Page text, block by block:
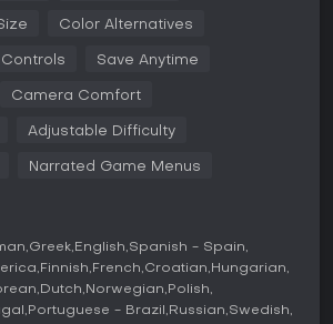
Umgebungsinteraktionen dienen
Fallen. Rätsel wie das Hochstemmen von
Die verbesserte KI aus dem Remake
I basiert auf einer Singleplayer-
Hauptgeschichte in Kapiteln von
verlassenen Städten erzählt. Sie folgt
Ellie mit linearer Progression,
und Erkundung.
Color Alternatives
Save Anytime
Camera Comfort
Adjustable Difficulty
Narrated Game Menus
Greek English Spanish - Spain
Finnish French Croatian Hungarian
Dutch Norwegian Polish
Portuguese - Brazil Russian Swedish